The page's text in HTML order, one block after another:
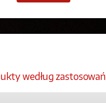
według zastosowań